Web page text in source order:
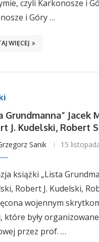
czyli Karkonosze i
i Góry …
WIĘCEJ
Grundmanna” Jacek
J. Kudelski, Robert
Sanik 15
książki „Lista
Robert J. Kudelski,
wojennym
które były
przez prof. …